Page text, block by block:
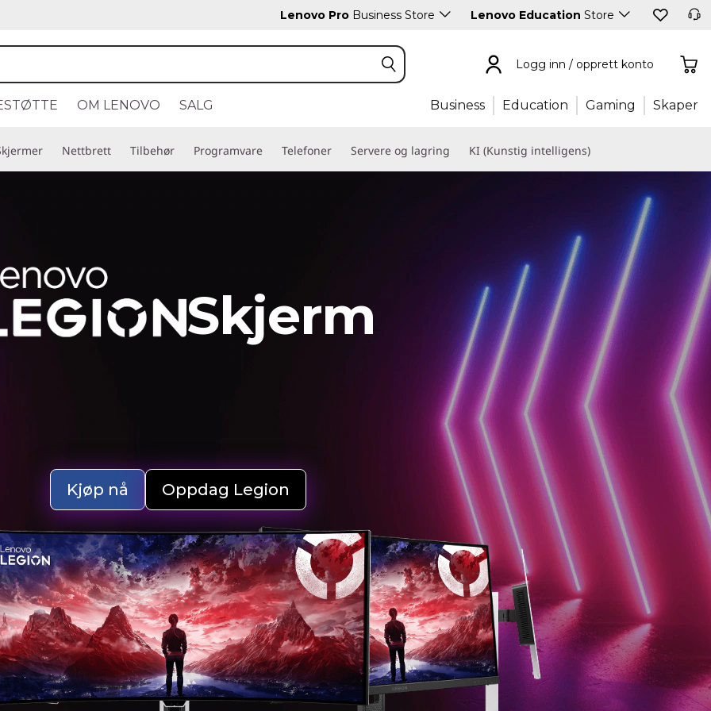
Lenovo Pro Business Store Lenovo Education Store
Logg inn / opprett konto
OM LENOVO SALG Business Education Gaming Skaper
Nettbrett Tilbehør Programvare Telefoner Servere og lagring KI (Kunstig intelligens)
Skjerm
Kjøp nå Oppdag Legion